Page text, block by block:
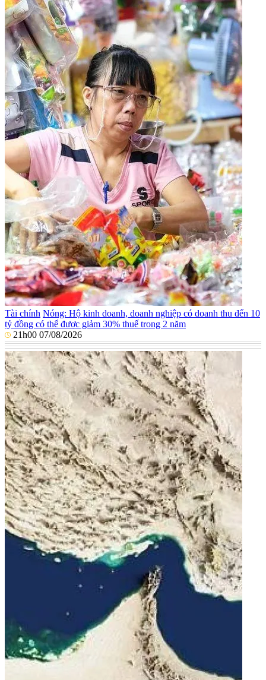
Tài chính Nóng: Hộ kinh doanh, doanh nghiệp có doanh thu đến 10
tỷ đồng có thể được giảm 30% thuế trong 2 năm
21h00 07/08/2026